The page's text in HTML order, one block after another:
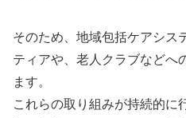
そのため、地域包括ケアシス
ティアや、老人クラブなどへ
ます。
これらの取り組みが持続的に